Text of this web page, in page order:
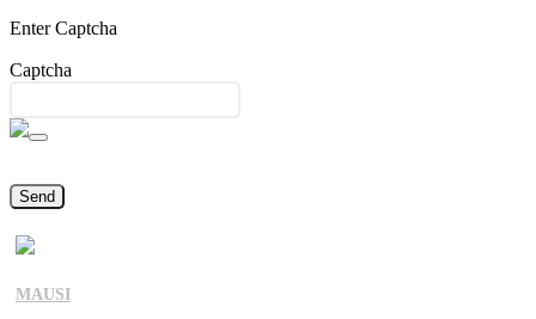
Enter Captcha
Captcha
MAUSI